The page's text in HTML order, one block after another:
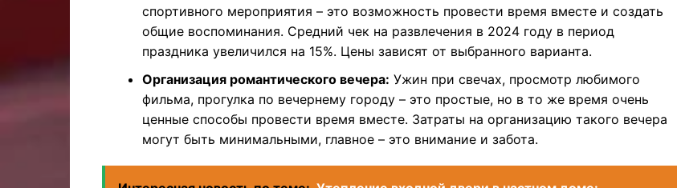
спортивного мероприятия – это возможность провести время вместе и создать
общие воспоминания. Средний чек на развлечения в 2024 году в период
праздника увеличился на 15%. Цены зависят от выбранного варианта.
Организация романтического вечера: Ужин при свечах, просмотр любимого
фильма, прогулка по вечернему городу – это простые, но в то же время очень
ценные способы провести время вместе. Затраты на организацию такого вечера
могут быть минимальными, главное – это внимание и забота.